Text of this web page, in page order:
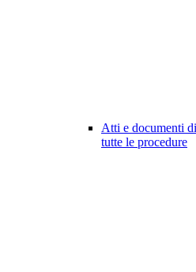
Atti e documenti
tutte le procedure